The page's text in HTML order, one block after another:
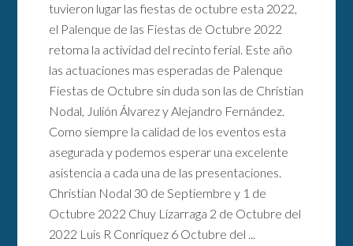
tuvieron lugar las fiestas de octubre esta 2022,
el Palenque de las Fiestas de Octubre 2022
retoma la actividad del recinto ferial. Este año
las actuaciones mas esperadas de Palenque
Fiestas de Octubre sin duda son las de Christian
Nodal, Julión Álvarez y Alejandro Fernández.
Como siempre la calidad de los eventos esta
asegurada y podemos esperar una excelente
asistencia a cada una de las presentaciones.
Christian Nodal 30 de Septiembre y 1 de
Octubre 2022 Chuy Lizarraga 2 de Octubre del
2022 Luis R Conriquez 6 Octubre del ...